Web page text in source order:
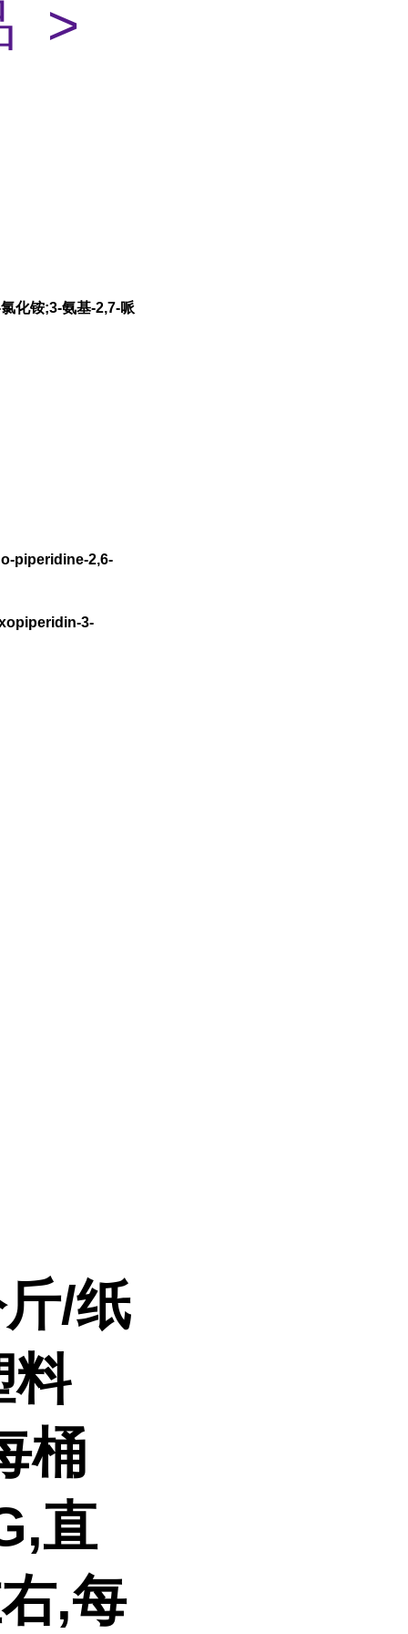
>
化铵;3-氨基-2,7-哌
piperidine-2,6-
3-
/纸
料
桶
直
,每